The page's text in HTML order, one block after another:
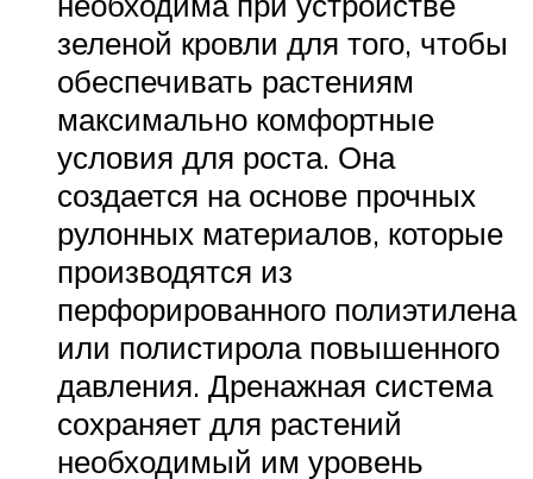
зеленой кровли для того, чтобы
обеспечивать растениям
максимально комфортные
условия для роста. Она
создается на основе прочных
рулонных материалов, которые
производятся из
перфорированного полиэтилена
или полистирола повышенного
давления. Дренажная система
сохраняет для растений
необходимый им уровень